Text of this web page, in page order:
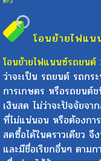
โอนย้ายไฟแ
โอนย้ายไฟแนนซ์รถยนต์
ว่าจะเป็น รถยนต์ รถกร
การเกษตร หรือรถยนต์
เงินสด ไม่ว่าจะปัจจัยจ
ที่ไม่แน่นอน หรือต้องกา
สดซื้อได้ในคราวเดียว จึ
และมีชื่อเรียกอื่นๆ ตาม